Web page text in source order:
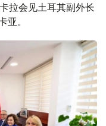
拉会见土耳其副外长
亚。